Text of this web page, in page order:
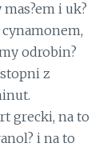
i uk?
odrobin?
z
grecki, na to
i na to